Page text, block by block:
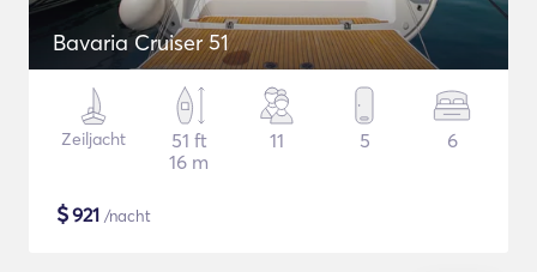
Bavaria Cruiser 51
Zeiljacht
51 ft
16 m
11 5 6
$921 /nacht